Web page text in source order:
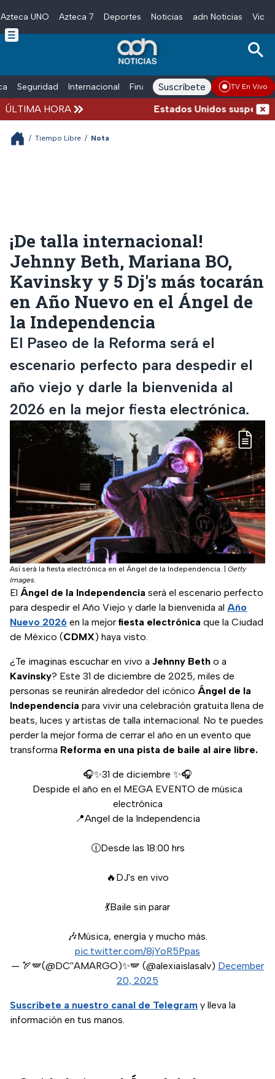
Skip to main content
Azteca UNO Azteca 7 Deportes Noticias adn Noticias
Seguridad Internacional Finanzas adn Noticias Radio
Suscríbete TV En Vivo
ÚLTIMA HORA Estados Unidos suspende
/ Tiempo Libre / Nota
¡De talla internacional!
Jehnny Beth, Mariana BO,
Kavinsky y 5 Dj's más tocarán
en Año Nuevo en el Ángel de
la Independencia
El Paseo de la Reforma será el
escenario perfecto para despedir el
año viejo y darle la bienvenida al
2026 en la mejor fiesta electrónica.
Así será la fiesta electrónica en el Ángel de la Independencia.
Getty
Images.
El Ángel de la Independencia será el escenario perfecto
para despedir el Año Viejo y darle la bienvenida al Año
Nuevo 2026 en la mejor fiesta electrónica que la Ciudad
de México (CDMX) haya visto.
¿Te imaginas escuchar en vivo a Jehnny Beth o a
Kavinsky? Este 31 de diciembre de 2025, miles de
personas se reunirán alrededor del icónico Ángel de la
Independencia para vivir una celebración gratuita llena de
beats, luces y artistas de talla internacional. No te puedes
perder la mejor forma de cerrar el año en un evento que
transforma Reforma en una pista de baile al aire libre.
🎧✨31 de diciembre ✨🎧
Despide el año en el MEGA EVENTO de música
electrónica
📍Angel de la Independencia
🕧Desde las 18:00 hrs
🔥DJ's en vivo
💃Baile sin parar
🎶Música, energía y mucho más.
pic.twitter.com/8jYoR5Ppas
— 🏹🪽(@DC''AMARGO)✨🪽 (@alexiaislasalv) December
20, 2025
Suscríbete a nuestro canal de Telegram y lleva la
información en tus manos.